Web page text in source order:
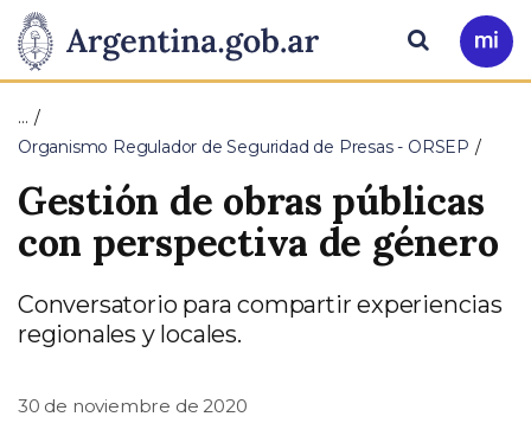
Presidencia
de
la
Nación
Pasar al contenido principal
Ir
a
Buscar
…
Organismo Regulador de Seguridad de Presas - ORSEP
Gestión de obras públicas
con perspectiva de género
Conversatorio para compartir experiencias
regionales y locales.
30 de noviembre de 2020